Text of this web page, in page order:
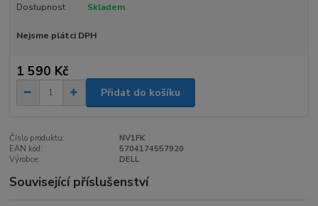
Dostupnost Skladem
Nejsme plátci DPH
1 590 Kč
Přidat do košíku
Číslo produktu:
NV1FK
EAN kód:
5704174557920
Výrobce:
DELL
Související příslušenství